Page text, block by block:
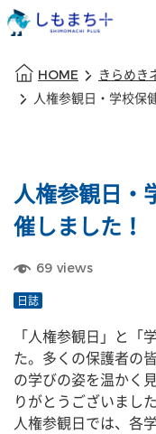
HOME きらめき
人権参観日・学校保
人権参観日・
催しました！
69 views
日誌
「人権参観日」と「
た。多くの保護者の
の学びの姿を温かく
りがとうございました
人権参観日では、各